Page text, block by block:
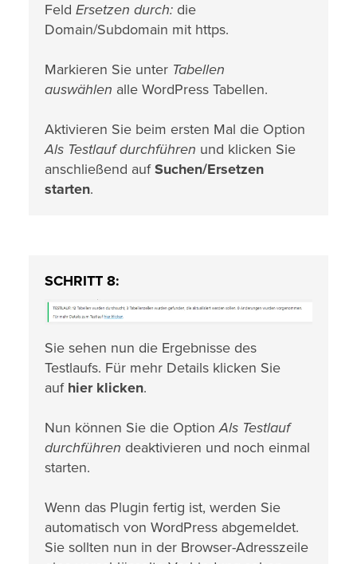
Feld Ersetzen durch: die
Domain/Subdomain mit https.
Markieren Sie unter Tabellen
auswählen alle WordPress Tabellen.
Aktivieren Sie beim ersten Mal die Option
Als Testlauf durchführen und klicken Sie
anschließend aufSuchen/Ersetzen
starten.
SCHRITT 8:
Sie sehen nun die Ergebnisse des
Testlaufs. Für mehr Details klicken Sie
auf hier klicken.
Nun können Sie die OptionAls Testlauf
durchführen deaktivieren und noch einmal
starten.
Wenn das Plugin fertig ist, werden Sie
automatisch von WordPress abgemeldet.
Sie sollten nun in der Browser-Adresszeile